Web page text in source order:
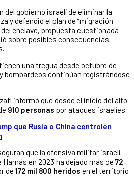
del gobierno israelí de eliminar la
y defendió el plan de “migración
enclave, propuesta cuestionada
sobre posibles consecuencias
una tregua desde octubre de
bombardeos continúan registrándose
informó que desde el inicio del alto
910 personas por ataques israelíes.
que Rusia o China controlen
que la ofensiva militar israelí
en 2023 ha dejado más de 72
de 172 mil 800 heridos en el territorio